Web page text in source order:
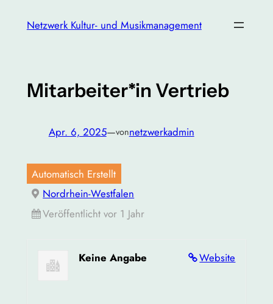
InhaltNetzwerk Kultur- und Musikmanagement
Mitarbeiter*in Vertrieb
Apr. 6, 2025—vonnetzwerkadmin
Automatisch Erstellt
Nordrhein-Westfalen
Veröffentlicht vor 1 Jahr
Website
Keine Angabe